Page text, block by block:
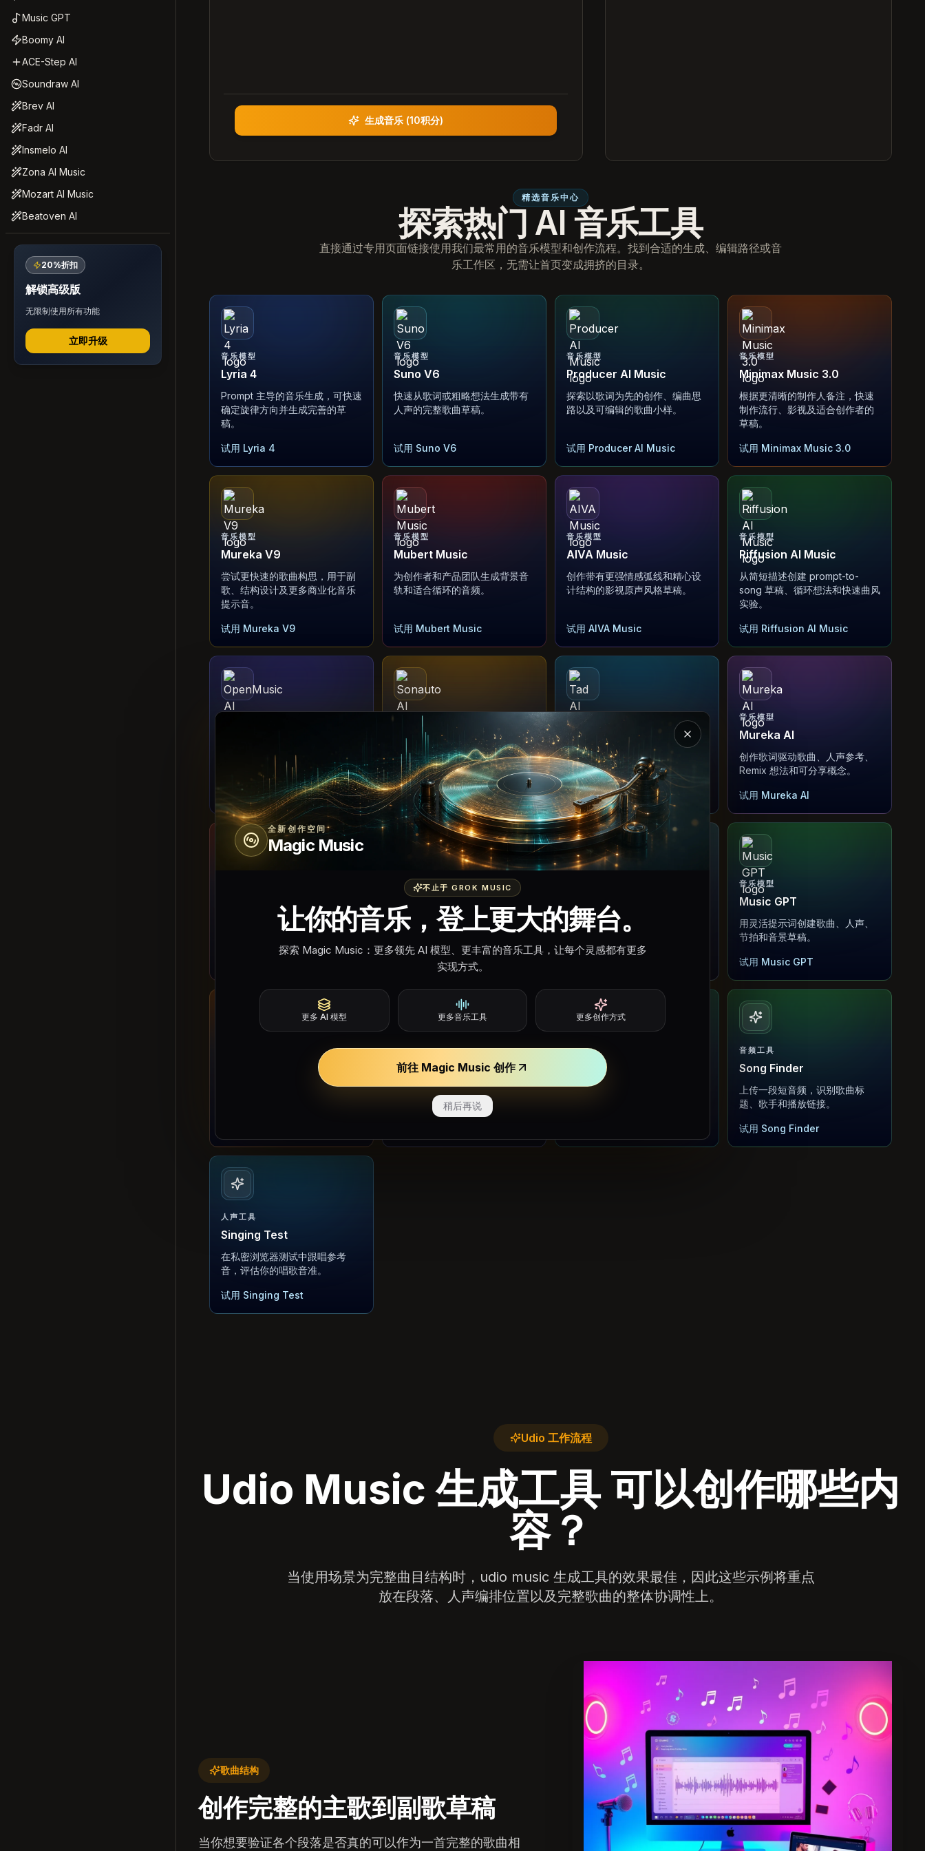
Music GPT
Boomy AI
ACE-Step AI
Soundraw AI
Brev AI
Fadr AI
Insmelo AI
Zona AI Music
Mozart AI Music
Beatoven AI
20%折扣
解锁高级版
无限制使用所有功能
立即升级
生成音乐 (10积分)
精选音乐中心
探索热门 AI 音乐工具
直接通过专用页面链接使用我们最常用的音乐模型和创作流程。找到合适的生成、编辑路径或音
乐工作区，无需让首页变成拥挤的目录。
音乐模型
Lyria 4
Prompt 主导的音乐生成，可快速
确定旋律方向并生成完善的草
稿。
试用 Lyria 4
音乐模型
Suno V6
快速从歌词或粗略想法生成带有
人声的完整歌曲草稿。
试用 Suno V6
音乐模型
Producer AI Music
探索以歌词为先的创作、编曲思
路以及可编辑的歌曲小样。
试用 Producer AI Music
音乐模型
Minimax Music 3.0
根据更清晰的制作人备注，快速
制作流行、影视及适合创作者的
草稿。
试用 Minimax Music 3.0
音乐模型
Mureka V9
尝试更快速的歌曲构思，用于副
歌、结构设计及更多商业化音乐
提示音。
试用 Mureka V9
音乐模型
Mubert Music
为创作者和产品团队生成背景音
轨和适合循环的音频。
试用 Mubert Music
音乐模型
AIVA Music
创作带有更强情感弧线和精心设
计结构的影视原声风格草稿。
试用 AIVA Music
音乐模型
Riffusion AI Music
从简短描述创建 prompt-to-
song 草稿、循环想法和快速曲风
实验。
试用 Riffusion AI Music
将歌词、提示词和风格备注转成
可试听的歌曲草稿。
试用 OpenMusic AI
音乐模型
Sonauto AI
把提示词、歌词和旋律想法转成
结构清晰的歌曲草稿。
试用 Sonauto AI
Tad AI
根据提示词、歌词、Hook 和曲
风备注快速创建歌曲草稿。
试用 Tad AI
音乐模型
Mureka AI
创作歌词驱动歌曲、人声参考、
Remix 想法和可分享概念。
试用 Mureka AI
生成免版税音乐方向、循环、分
轨和创作者曲目想法。
音乐模型
Soniva Music AI
将氛围、歌词、人声和旋律想法
转成完整歌曲草稿。
试用 Soniva Music AI
Flow Music
创建提示词歌曲、Remix 方向、
音乐模型
Music GPT
用灵活提示词创建歌曲、人声、
节拍和音景草稿。
试用 Music GPT
从简单情绪、风格和想法制作原
音乐模型
ACE-Step AI
探索开放模型的文本转歌曲、歌
词、人声和 Remix 工作流。
音乐模型
Soundraw AI
生成免版税风格节拍、分轨和背
音频工具
Song Finder
上传一段短音频，识别歌曲标
题、歌手和播放链接。
试用 Song Finder
人声工具
Singing Test
在私密浏览器测试中跟唱参考
音，评估你的唱歌音准。
试用 Singing Test
Udio 工作流程
Udio Music 生成工具 可以创作哪些内
容？
当使用场景为完整曲目结构时，udio music 生成工具的效果最佳，因此这些示例将重点
放在段落、人声编排位置以及完整歌曲的整体协调性上。
歌曲结构
创作完整的主歌到副歌草稿
当你想要验证各个段落是否真的可以作为一首完整的歌曲相
全新创作空间
Magic Music
不止于 GROK MUSIC
让你的音乐，登上更大的舞台。
探索 Magic Music：更多领先 AI 模型、更丰富的音乐工具，让每个灵感都有更多
实现方式。
更多 AI 模型 更多音乐工具 更多创作方式
前往 Magic Music 创作
稍后再说
关闭 Magic Music 介绍弹窗